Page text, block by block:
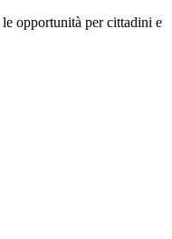
opportunità per cittadini e